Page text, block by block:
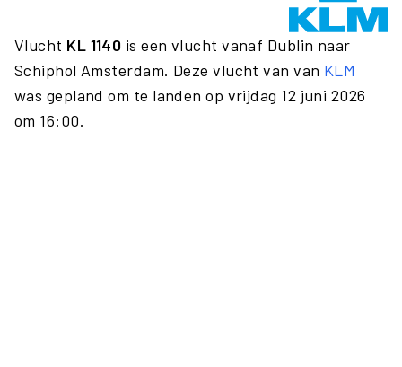
Vlucht KL 1140 is een vlucht vanaf Dublin naar
Schiphol Amsterdam. Deze vlucht van van KLM
was gepland om te landen op vrijdag 12 juni 2026
om 16:00.